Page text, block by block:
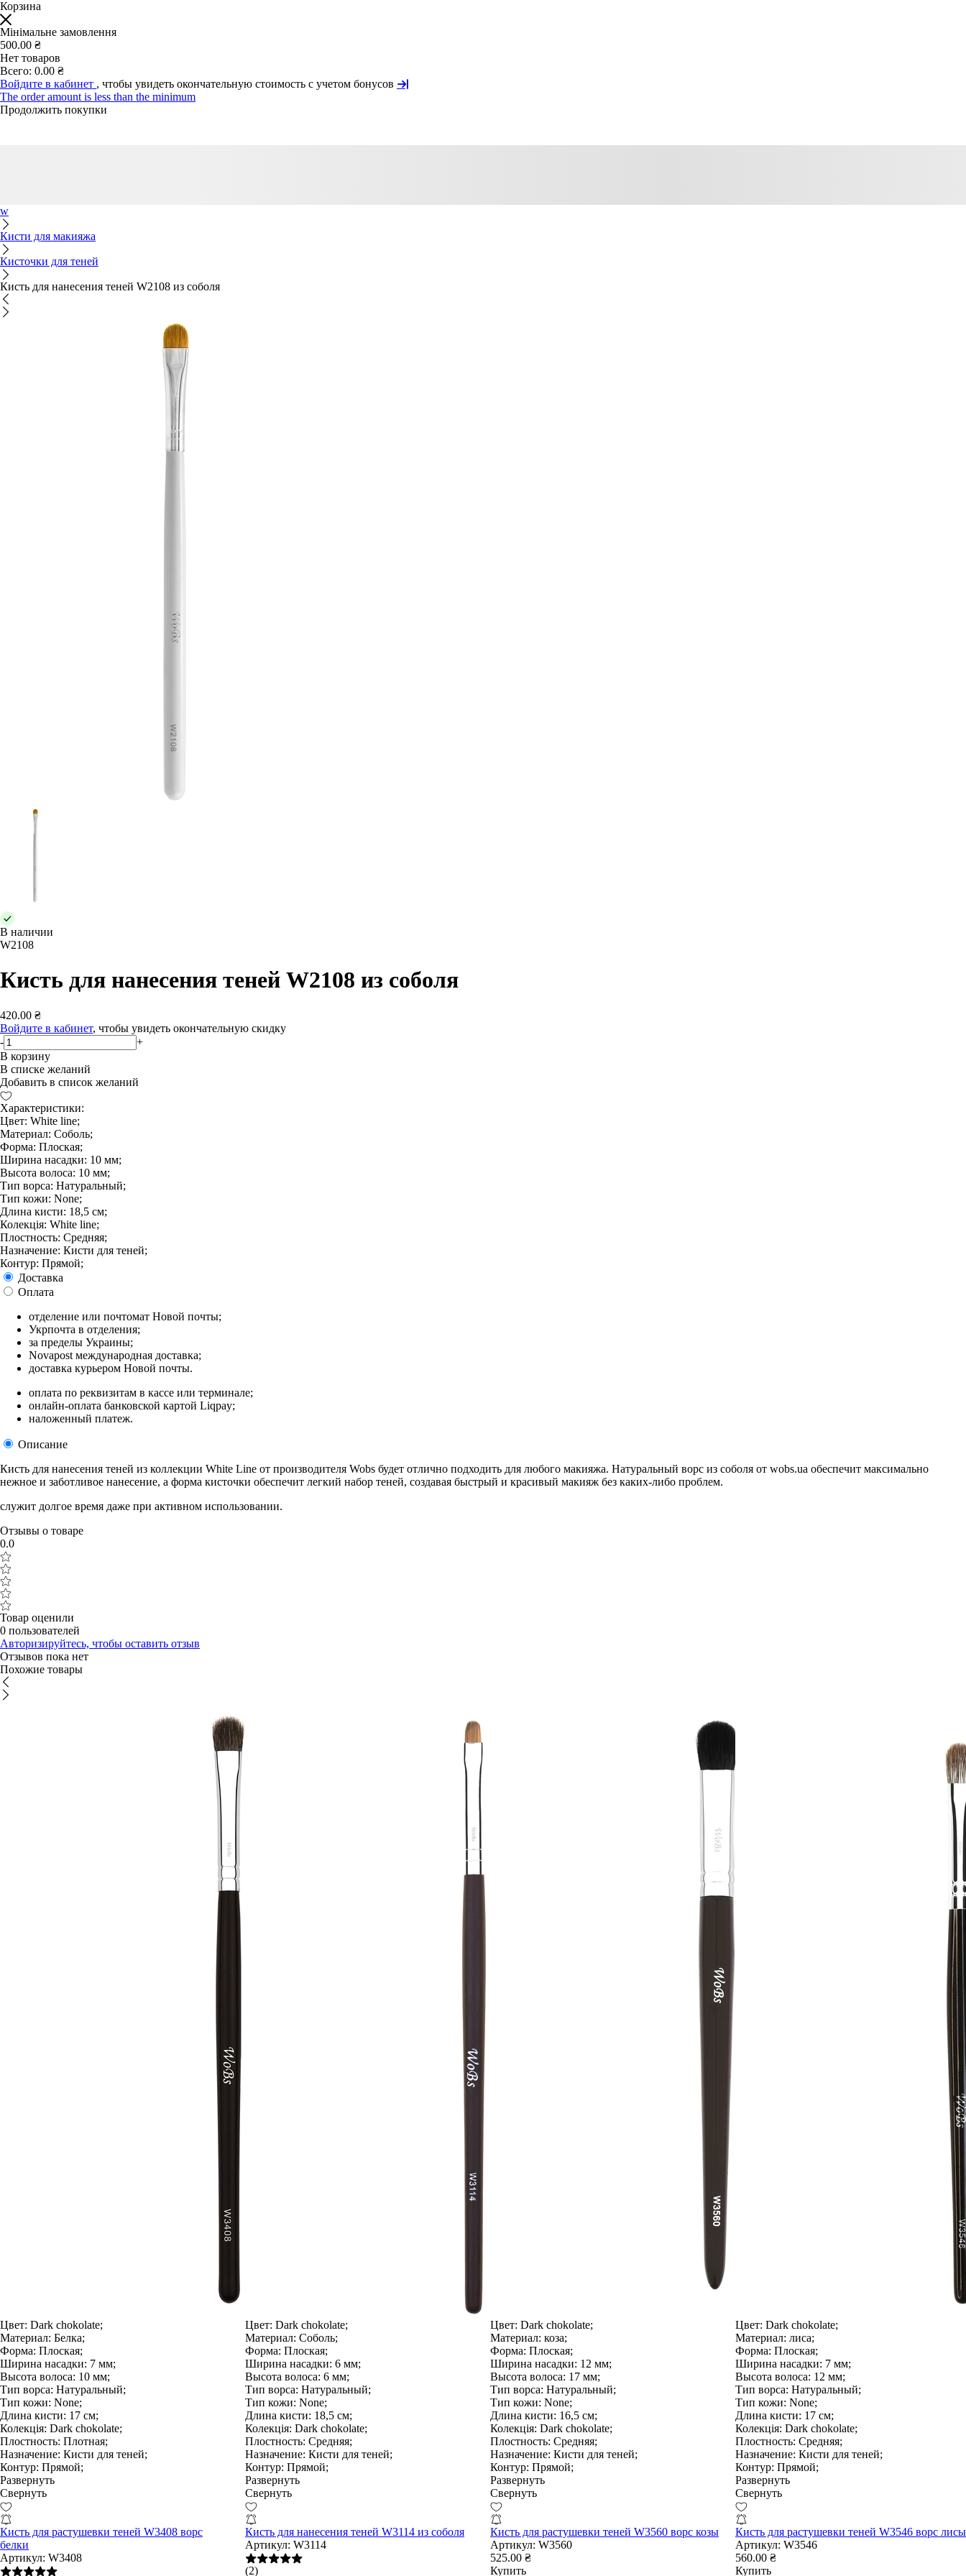
Корзина
Мінімальне замовлення
500.00 ₴
Нет товаров
Всего: 0.00 ₴
Войдите в кабинет , чтобы увидеть окончательную стоимость с учетом бонусов
The order amount is less than the minimum
Продолжить покупки
w
Кисти для макияжа
Кисточки для теней
Кисть для нанесения теней W2108 из соболя
В наличии
W2108
Кисть для нанесения теней W2108 из соболя
420.00 ₴
Войдите в кабинет, чтобы увидеть окончательную скидку
-
+
В корзину
В списке желаний
Добавить в список желаний
Характеристики:
Цвет: White line;
Материал: Соболь;
Форма: Плоская;
Ширина насадки: 10 мм;
Высота волоса: 10 мм;
Тип ворса: Натуральный;
Тип кожи: None;
Длина кисти: 18,5 см;
Колекція: White line;
Плостность: Средняя;
Назначение: Кисти для теней;
Контур: Прямой;
Доставка
Оплата
отделение или почтомат Новой почты;
Укрпочта в отделения;
за пределы Украины;
Novapost международная доставка;
доставка курьером Новой почты.
оплата по реквизитам в кассе или терминале;
онлайн-оплата банковской картой Liqpay;
наложенный платеж.
Описание
Кисть для нанесения теней из коллекции White Line от производителя Wobs будет отлично подходить для любого макияжа. Натуральный ворс из соболя от wobs.ua обеспечит максимально
нежное и заботливое нанесение, а форма кисточки обеспечит легкий набор теней, создавая быстрый и красивый макияж без каких-либо проблем.
служит долгое время даже при активном использовании.
Отзывы о товаре
0.0
Товар оценили
0 пользователей
Авторизируйтесь, чтобы оставить отзыв
Отзывов пока нет
Похожие товары
Цвет: Dark chokolate;
Материал: Белка;
Форма: Плоская;
Ширина насадки: 7 мм;
Высота волоса: 10 мм;
Тип ворса: Натуральный;
Тип кожи: None;
Длина кисти: 17 см;
Колекція: Dark chokolate;
Плостность: Плотная;
Назначение: Кисти для теней;
Контур: Прямой;
Развернуть
Свернуть
Кисть для растушевки теней W3408 ворс
белки
Артикул: W3408
Цвет: Dark chokolate;
Материал: Соболь;
Форма: Плоская;
Ширина насадки: 6 мм;
Высота волоса: 6 мм;
Тип ворса: Натуральный;
Тип кожи: None;
Длина кисти: 18,5 см;
Колекція: Dark chokolate;
Плостность: Средняя;
Назначение: Кисти для теней;
Контур: Прямой;
Развернуть
Свернуть
Кисть для нанесения теней W3114 из соболя
Артикул: W3114
(2)
Цвет: Dark chokolate;
Материал: коза;
Форма: Плоская;
Ширина насадки: 12 мм;
Высота волоса: 17 мм;
Тип ворса: Натуральный;
Тип кожи: None;
Длина кисти: 16,5 см;
Колекція: Dark chokolate;
Плостность: Средняя;
Назначение: Кисти для теней;
Контур: Прямой;
Развернуть
Свернуть
Кисть для растушевки теней W3560 ворс козы
Артикул: W3560
525.00 ₴
Купить
Цвет: Dark chokolate;
Материал: лиса;
Форма: Плоская;
Ширина насадки: 7 мм;
Высота волоса: 12 мм;
Тип ворса: Натуральный;
Тип кожи: None;
Длина кисти: 17 см;
Колекція: Dark chokolate;
Плостность: Средняя;
Назначение: Кисти для теней;
Контур: Прямой;
Развернуть
Свернуть
Кисть для растушевки теней W3546 ворс лисы
Артикул: W3546
560.00 ₴
Купить